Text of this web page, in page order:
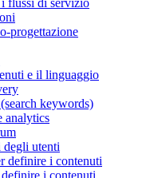
progettazione
e il linguaggio
keywords)
analytics
degli utenti
definire i contenuti
i contenuti